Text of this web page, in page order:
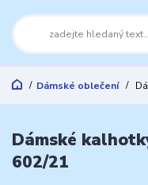
Dámské oblečení
Dámské
602/21